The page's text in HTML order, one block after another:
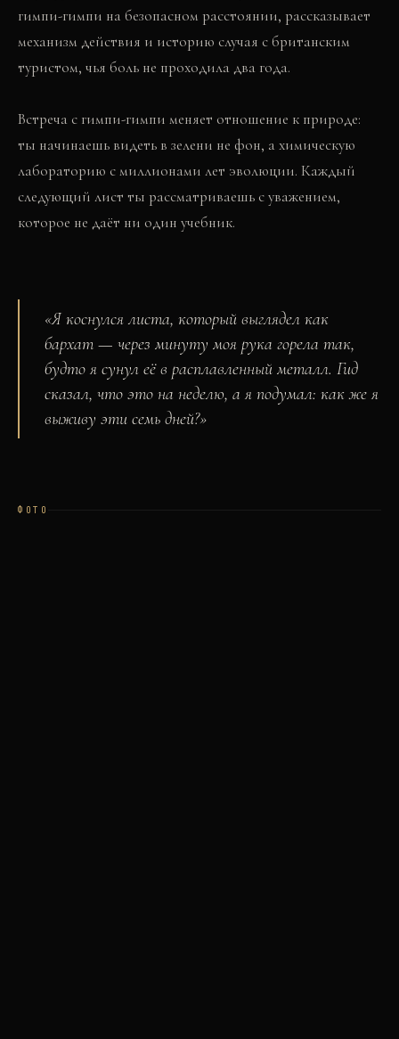
гимпи-гимпи на безопасном расстоянии, рассказывает
механизм действия и историю случая с британским
туристом, чья боль не проходила два года.
Встреча с гимпи-гимпи меняет отношение к природе:
ты начинаешь видеть в зелени не фон, а химическую
лабораторию с миллионами лет эволюции. Каждый
следующий лист ты рассматриваешь с уважением,
которое не даёт ни один учебник.
«Я коснулся листа, который выглядел как
бархат — через минуту моя рука горела так,
будто я сунул её в расплавленный металл. Гид
сказал, что это на неделю, а я подумал: как же я
выживу эти семь дней?»
ФОТО